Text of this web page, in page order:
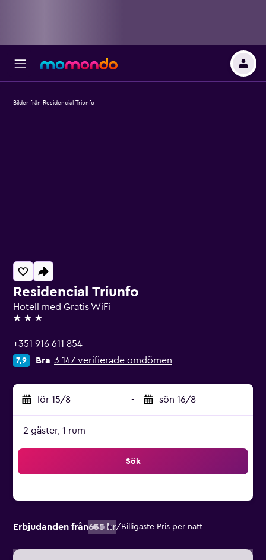
Residencial Triunfo
Hotell med Gratis WiFi
3 stjärnor
+351 916 611 854
7,9 Bra 3 147 verifierade omdömen
lör 15/8 - sön 16/8
2 gäster, 1 rum
Sök
Erbjudanden från635 kr/ Billigaste Pris per natt
Bilder från Residencial Triunfo